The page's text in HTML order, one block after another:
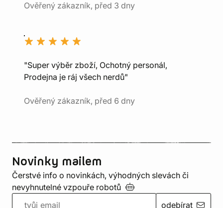
Ověřený zákazník, před 3 dny
"Super výběr zboží, Ochotný personál,
Prodejna je ráj všech nerdů"
Ověřený zákazník, před 6 dny
Novinky mailem
Čerstvé info o novinkách, výhodných slevách či
nevyhnutelné vzpouře robotů
odebírat